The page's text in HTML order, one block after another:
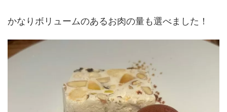
かなりボリュームのあるお肉の量も選べました！